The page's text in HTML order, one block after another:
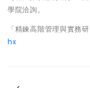
學院洽詢。
「精鍊高階管理與實務
hx